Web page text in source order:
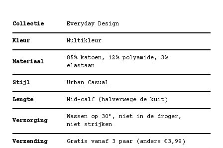
Collectie Everyday Design
Kleur Multikleur
Materiaal
85% katoen, 12% polyamide, 3%
elastaan
Stijl Urban Casual
Lengte Mid-calf (halverwege de kuit)
Verzorging
Wassen op 30°, niet in de droger,
niet strijken
Verzending Gratis vanaf 3 paar (anders €3,99)